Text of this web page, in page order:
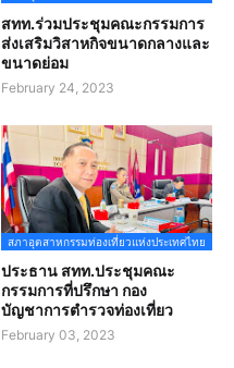
สทท.ร่วมประชุมคณะกรรมการ
ส่งเสริมวิสาหกิจขนาดกลางและ
ขนาดย่อม
February 24, 2023
สภาอุตสาหกรรมท่องเที่ยวแห่งประเทศไทย
ประธาน สทท.ประชุมคณะ
กรรมการที่ปรึกษา กอง
บัญชาการตำรวจท่องเที่ยว
February 03, 2023